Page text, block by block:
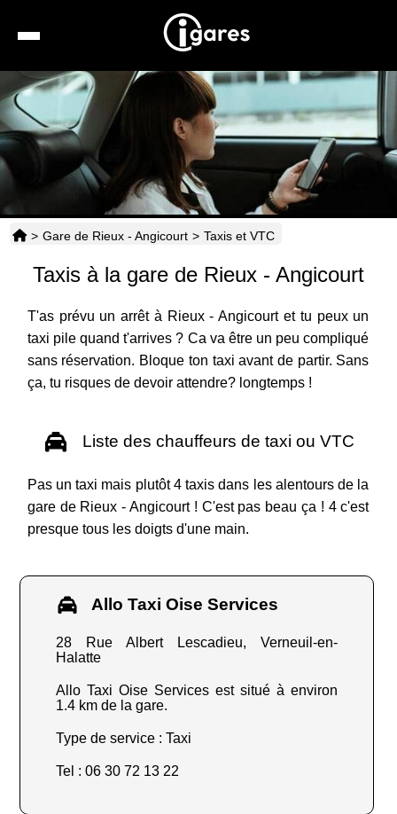
Recherche
Location de voiture
Hôtels
Taxis
> Gare de Rieux - Angicourt > Taxis et VTC
Taxis à la gare de Rieux - Angicourt
T'as prévu un arrêt à Rieux - Angicourt et tu peux un
taxi pile quand t'arrives ? Ca va être un peu compliqué
sans réservation. Bloque ton taxi avant de partir. Sans
ça, tu risques de devoir attendre? longtemps !
Liste des chauffeurs de taxi ou VTC
Pas un taxi mais plutôt 4 taxis dans les alentours de la
gare de Rieux - Angicourt ! C'est pas beau ça ! 4 c'est
presque tous les doigts d'une main.
Allo Taxi Oise Services
28 Rue Albert Lescadieu, Verneuil-en-
Halatte
Allo Taxi Oise Services est situé à environ
1.4 km de la gare.
Type de service : Taxi
Tel : 06 30 72 13 22